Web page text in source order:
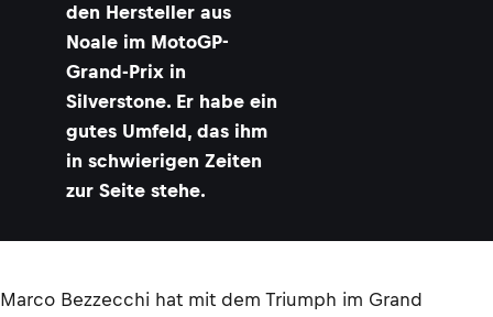
den Hersteller aus
Noale im MotoGP-
Grand-Prix in
Silverstone. Er habe ein
gutes Umfeld, das ihm
in schwierigen Zeiten
zur Seite stehe.
Marco Bezzecchi hat mit dem Triumph im Grand